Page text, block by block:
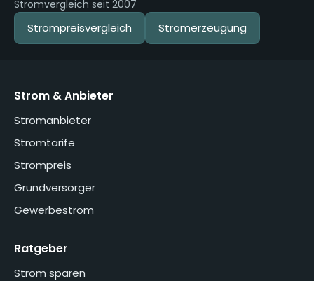
Stromvergleich seit 2007
Strompreisvergleich Stromerzeugung
Strom & Anbieter
Stromanbieter
Stromtarife
Strompreis
Grundversorger
Gewerbestrom
Ratgeber
Strom sparen